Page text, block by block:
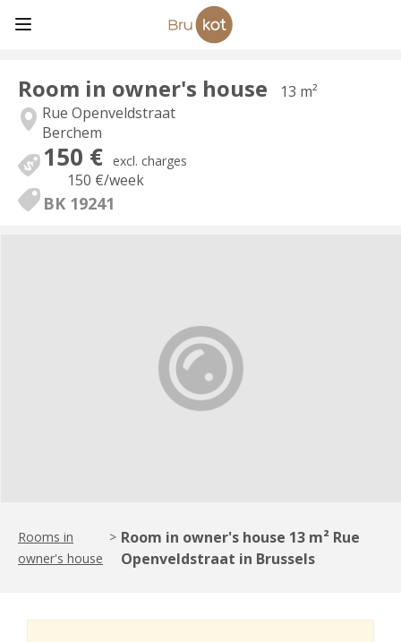
Room in owner's house
13 m²
Rue Openveldstraat
Berchem
150 € excl. charges
150 €/week
BK 19241
Rooms in
owner's house
> Room in owner's house 13 m² Rue
Openveldstraat in Brussels